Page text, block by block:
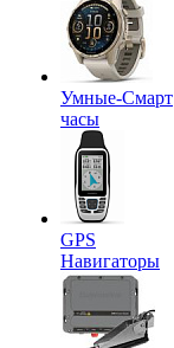
Умные-Смарт
часы
GPS
Навигаторы